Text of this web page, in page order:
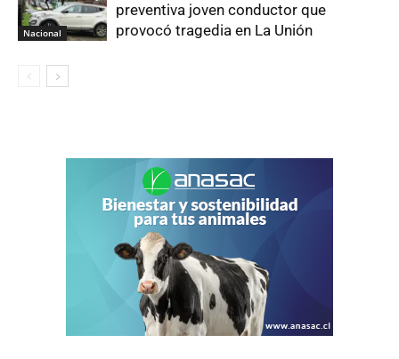
Nacional
preventiva joven conductor que
provocó tragedia en La Unión